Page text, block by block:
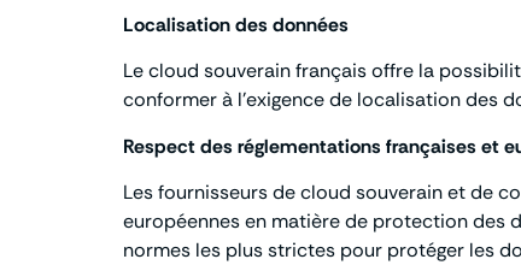
Localisation des données
Le cloud souverain français offre la
conformer à l’exigence de localisation des
Respect des réglementations françaises et
Les fournisseurs de cloud souverain et de
européennes en matière de protection des
normes les plus strictes pour protéger les